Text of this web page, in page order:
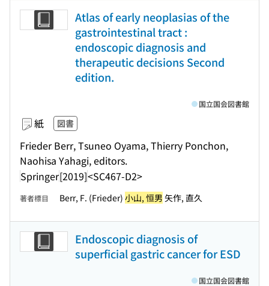
Atlas of early neoplasias of the
gastrointestinal tract :
endoscopic diagnosis and
therapeutic decisions Second
edition.
紙 図書
Frieder Berr, Tsuneo Oyama, Thierry Ponchon,
Naohisa Yahagi, editors.
Springer[2019]<SC467-D2>
国立国会図書館
著者標目 Berr, F. (Frieder) 小山, 恒男 矢作, 直久
Endoscopic diagnosis of
superficial gastric cancer for ESD
国立国会図書館